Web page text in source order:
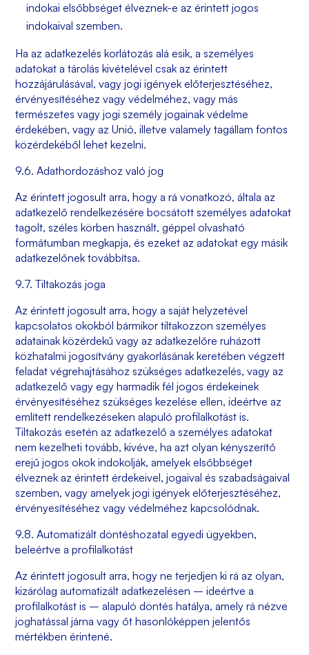
indokai elsőbbséget élveznek-e az érintett jogos
indokaival szemben.
Ha az adatkezelés korlátozás alá esik, a személyes
adatokat a tárolás kivételével csak az érintett
hozzájárulásával, vagy jogi igények előterjesztéséhez,
érvényesítéséhez vagy védelméhez, vagy más
természetes vagy jogi személy jogainak védelme
érdekében, vagy az Unió, illetve valamely tagállam fontos
közérdekéből lehet kezelni.
9.6. Adathordozáshoz való jog
Az érintett jogosult arra, hogy a rá vonatkozó, általa az
adatkezelő rendelkezésére bocsátott személyes adatokat
tagolt, széles körben használt, géppel olvasható
formátumban megkapja, és ezeket az adatokat egy másik
adatkezelőnek továbbítsa.
9.7. Tiltakozás joga
Az érintett jogosult arra, hogy a saját helyzetével
kapcsolatos okokból bármikor tiltakozzon személyes
adatainak közérdekű vagy az adatkezelőre ruházott
közhatalmi jogosítvány gyakorlásának keretében végzett
feladat végrehajtásához szükséges adatkezelés, vagy az
adatkezelő vagy egy harmadik fél jogos érdekeinek
érvényesítéséhez szükséges kezelése ellen, ideértve az
említett rendelkezéseken alapuló profilalkotást is.
Tiltakozás esetén az adatkezelő a személyes adatokat
nem kezelheti tovább, kivéve, ha azt olyan kényszerítő
erejű jogos okok indokolják, amelyek elsőbbséget
élveznek az érintett érdekeivel, jogaival és szabadságaival
szemben, vagy amelyek jogi igények előterjesztéséhez,
érvényesítéséhez vagy védelméhez kapcsolódnak.
9.8. Automatizált döntéshozatal egyedi ügyekben,
beleértve a profilalkotást
Az érintett jogosult arra, hogy ne terjedjen ki rá az olyan,
kizárólag automatizált adatkezelésen – ideértve a
profilalkotást is – alapuló döntés hatálya, amely rá nézve
joghatással járna vagy őt hasonlóképpen jelentős
mértékben érintené.